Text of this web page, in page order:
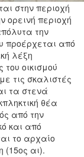
στην περιοχή
ορεινή περιοχή
την
προέρχεται από
λέξη
οικισμού
τις σκαλιστές
τα στενά
θέα
από την
και από
το αρχαίο
(15ος αι).